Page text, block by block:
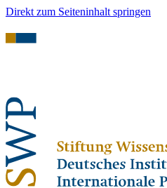
Direkt zum Seiteninhalt springen